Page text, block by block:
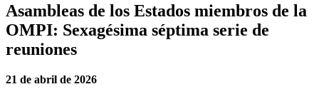
Asambleas de los Estados miembros de la
OMPI: Sexagésima séptima serie de
reuniones
21 de abril de 2026